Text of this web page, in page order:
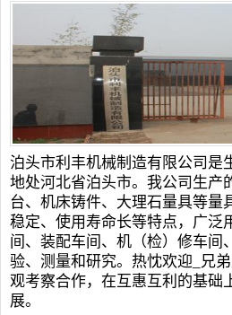
泊头市利丰机械制造有限公司是
地处河北省泊头市。我公司生产
台、 机床铸件、 大理石量具等量
稳定、使用寿命长等特点，广泛
间、装配车间、机（检）修车间
验、测量和研究。热忱欢迎_兄
观考察合作，在互惠互利的基础
展。